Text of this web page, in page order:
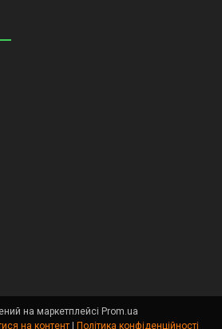
на маркетплейсі Prom.ua
на контент Політика конфіденційності